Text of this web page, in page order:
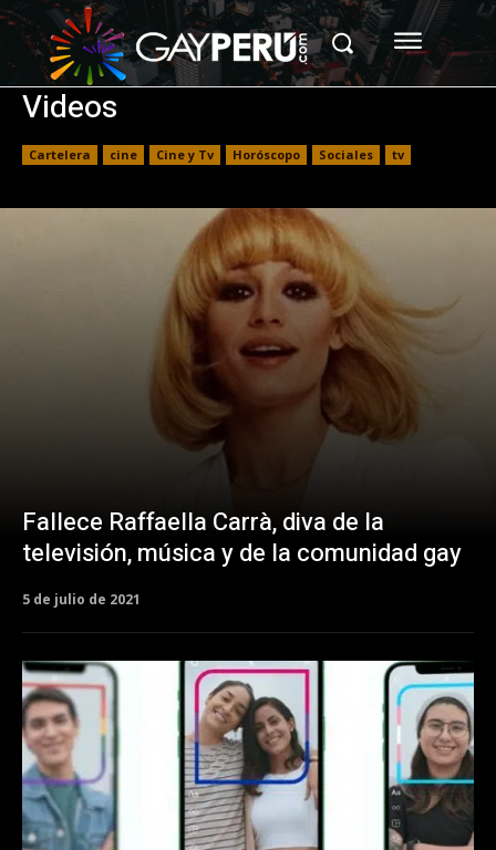
Videos
Cartelera cine Cine y Tv Horóscopo Sociales tv
Fallece Raffaella Carrà, diva de la
televisión, música y de la comunidad gay
5 de julio de 2021